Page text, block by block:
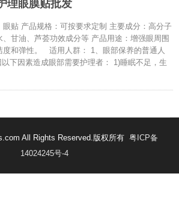
理眼膜贴批发
眼贴 产品规格：可按要求定制 主要成分：高分子
、甘油、芦荟功效成分等 产品用途：增强眼周围
度和弹性。 适用人群： 1、眼部保养的普通人
下因素造成眼部需要护理者： 1)睡眠不足，生
All Rights Reserved.版权所有 粤ICP备
14024245号-4